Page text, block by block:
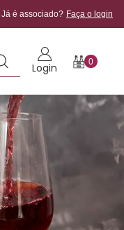
Já é associado? Faça o login
Login 0